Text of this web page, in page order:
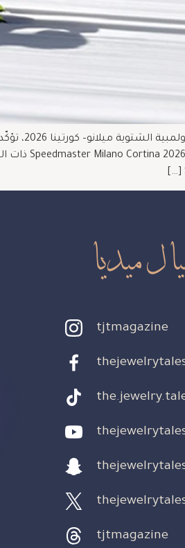
ميديا
tjtmagazine
tjtmagazine